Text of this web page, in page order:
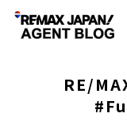
RE/